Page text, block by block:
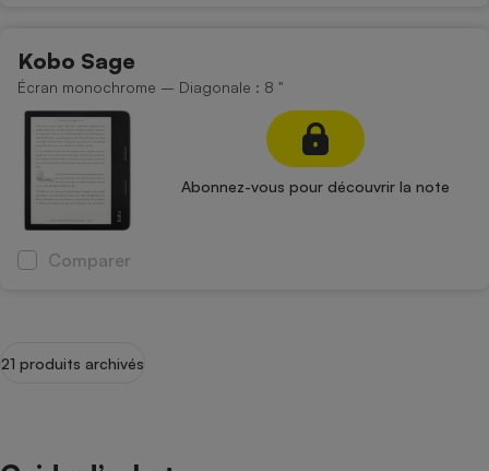
Kobo Sage
Écran monochrome – Diagonale : 8 "
Abonnez-vous pour découvrir la note
Comparer
21 produits archivés